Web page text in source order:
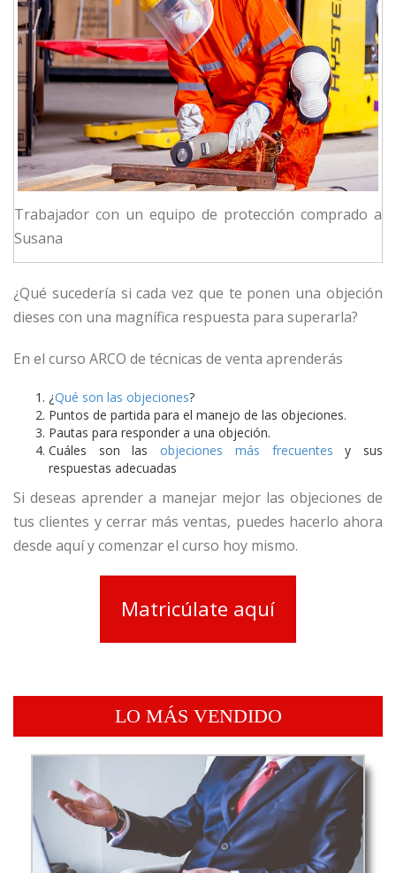
Trabajador con un equipo de protección comprado a
Susana
¿Qué sucedería si cada vez que te ponen una objeción
dieses con una magnífica respuesta para superarla?
En el curso ARCO de técnicas de venta aprenderás
¿Qué son las objeciones?
Puntos de partida para el manejo de las objeciones.
Pautas para responder a una objeción.
Cuáles son lasobjeciones más frecuentes y sus
respuestas adecuadas
Si deseas aprender a manejar mejor las objeciones de
tus clientes y cerrar más ventas, puedes hacerlo ahora
desde aquí y comenzar el curso hoy mismo.
Matricúlate aquí
LO MÁS VENDIDO